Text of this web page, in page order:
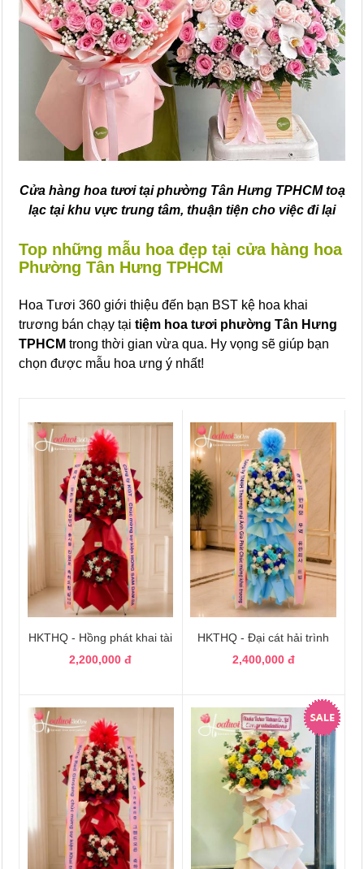
Cửa hàng hoa tươi tại phường Tân Hưng TPHCM toạ
lạc tại khu vực trung tâm, thuận tiện cho việc đi lại
Top những mẫu hoa đẹp tại cửa hàng hoa
Phường Tân Hưng TPHCM
Hoa Tươi 360 giới thiệu đến bạn BST kệ hoa khai
trương bán chạy tại tiệm hoa tươi phường Tân Hưng
TPHCM trong thời gian vừa qua. Hy vọng sẽ giúp bạn
chọn được mẫu hoa ưng ý nhất!
HKTHQ - Hồng phát khai tài
2,200,000 đ
HKTHQ - Đại cát hải trình
2,400,000 đ